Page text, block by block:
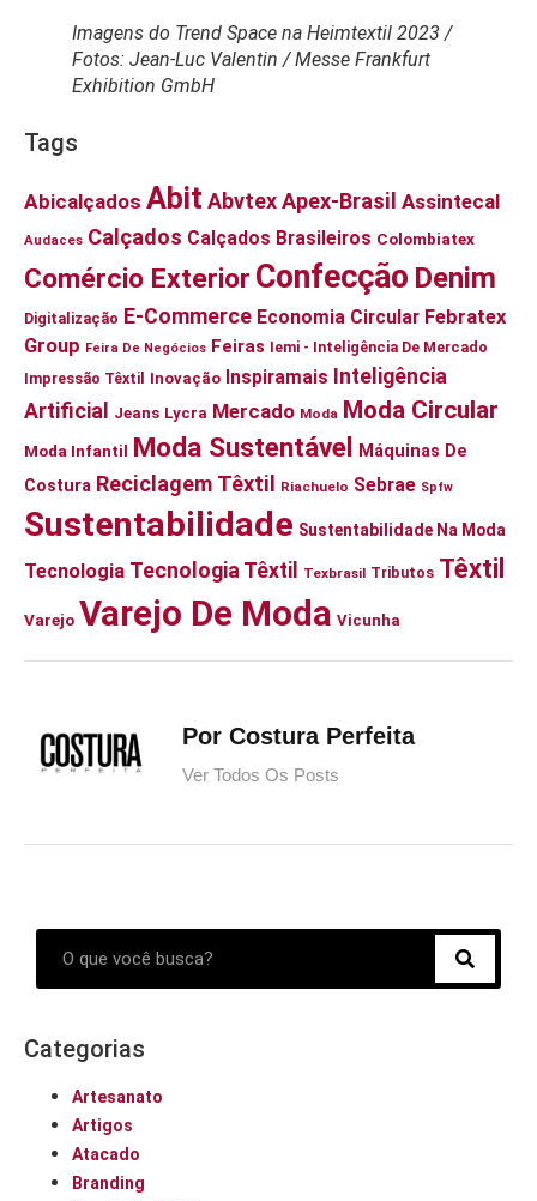
Imagens do Trend Space na Heimtextil 2023 /
Fotos: Jean-Luc Valentin / Messe Frankfurt
Exhibition GmbH
Tags
Abicalçados Abit AbvtexApex-Brasil Assintecal
Audaces Calçados Calçados Brasileiros Colombiatex
Comércio Exterior Confecção Denim
Digitalização E-Commerce Economia Circular Febratex
Group Feira De Negócios Feiras Iemi - Inteligência De Mercado
Impressão Têxtil Inovação Inspiramais
Inteligência
Artificial
Jeans Lycra Mercado Moda Moda Circular
Moda Infantil Moda Sustentável
Máquinas De
Costura Reciclagem Têxtil Riachuelo Sebrae Spfw
Sustentabilidade Sustentabilidade Na Moda
Tecnologia Tecnologia Têxtil Texbrasil Tributos Têxtil
Varejo Varejo De Moda Vicunha
Por Costura Perfeita
Ver Todos Os Posts
Categorias
Artesanato
Artigos
Atacado
Branding